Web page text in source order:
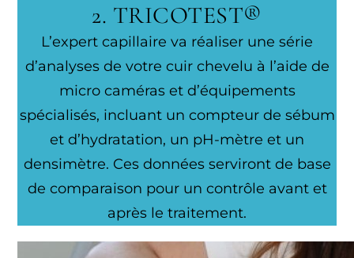
2. TRICOTEST®
L’expert capillaire va réaliser une série
d’analyses de votre cuir chevelu à l’aide de
micro caméras et d’équipements
spécialisés, incluant un compteur de sébum
et d’hydratation, un pH-mètre et un
densimètre. Ces données serviront de base
de comparaison pour un contrôle avant et
après le traitement.